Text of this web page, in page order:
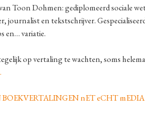
Toon Dohmen: gediplomeerd sociale
journalist en tekstschrijver.
en… variatie.
op vertaling te wachten, soms
nET eCHT mEDIA